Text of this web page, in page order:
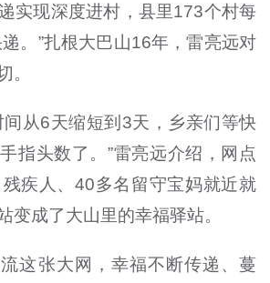
实现深度进村，县里173个村每
。”扎根大巴山16年，雷亮远对
。
间从6天缩短到3天，乡亲们等快
指头数了。”雷亮远介绍，网点
疾人、40多名留守宝妈就近就
变成了大山里的幸福驿站。
这张大网，幸福不断传递、蔓